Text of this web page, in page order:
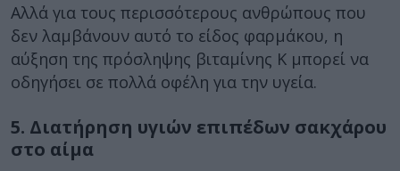
Αλλά για τους περισσότερους ανθρώπους που
δεν λαμβάνουν αυτό το είδος φαρμάκου, η
αύξηση της πρόσληψης βιταμίνης Κ μπορεί να
οδηγήσει σε πολλά οφέλη για την υγεία.
5. Διατήρηση υγιών επιπέδων σακχάρου
στο αίμα